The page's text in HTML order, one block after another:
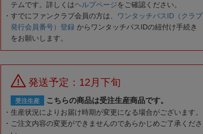
テムです。詳しくはヘルプページをご確認ください。
すでにファンクラブ会員の方は、
ワンタッチパスID（クラブ
発行会員番号）登録 からワンタッチパスIDの紐付け手続き
をお願いします。
発送予定：12月下旬
受注生産 こちらの商品は受注生産商品です。
生産状況によりお届け時期が変更になる場合がございます。
ご注文内容の変更ができませんのであらかじめご了承くださ